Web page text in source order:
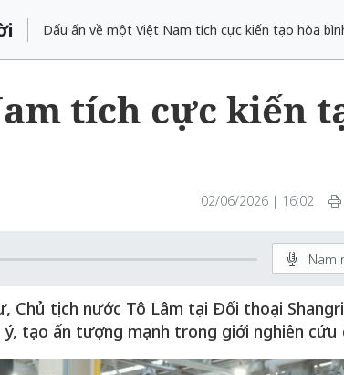
Dấu ấn về một Việt Nam tích cực kiến tạo hòa
tích cực kiến
02/06/2026 | 16:02
Nam
Chủ tịch nước Tô Lâm tại Đối thoại
tạo ấn tượng mạnh trong giới nghiên cứu